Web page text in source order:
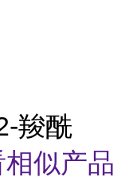
羧酰
似产品